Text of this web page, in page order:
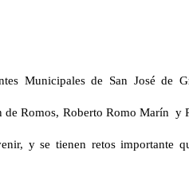
Municipales de San José de
Romos, Roberto Romo Marín y
y se tienen retos importante